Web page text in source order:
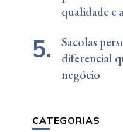
qualidade e
Sacolas
diferencial
negócio
CATEGORIAS